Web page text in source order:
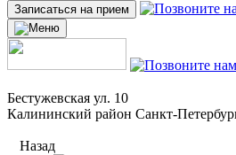
Записаться на прием
Бестужевская ул. 10
Калининский район Санкт-
Назад